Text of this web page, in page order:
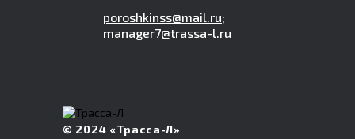
poroshkinss@mail.ru;
manager7@trassa-l.ru
© 2024 «Трасса-Л»